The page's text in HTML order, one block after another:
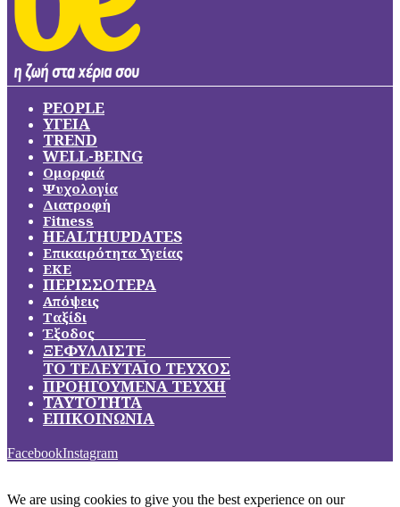
PEOPLE
ΥΓΕΙΑ
TREND
WELL-BEING
Ομορφιά
Ψυχολογία
Διατροφή
Fitness
HEALTHUPDATES
Επικαιρότητα Υγείας
ΕΚΕ
ΠΕΡΙΣΣΟΤΕΡΑ
Απόψεις
Ταξίδι
Έξοδος
ΞΕΦΥΛΛΙΣΤΕ
ΤΟ ΤΕΛΕΥΤΑΙΟ ΤΕΥΧΟΣ
ΠΡΟΗΓΟΥΜΕΝΑ ΤΕΥΧΗ
ΤΑΥΤΟΤΗΤΑ
ΕΠΙΚΟΙΝΩΝΙΑ
FacebookInstagram
We are using cookies to give you the best experience on our